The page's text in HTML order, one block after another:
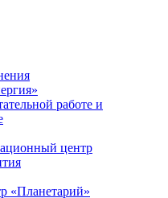
работе и
центр
«Планетарий»